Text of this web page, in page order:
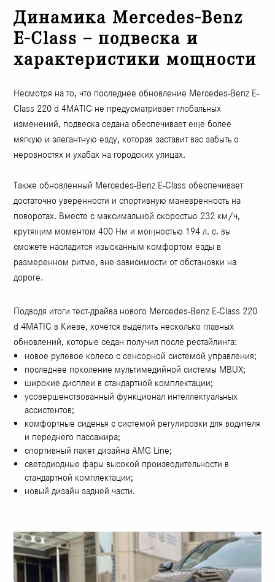
Динамика Mercedes-Benz
E-Class – подвеска и
характеристики мощности
Несмотря на то, что последнее обновление Mercedes-Benz E-
Class 220 d 4MATIC не предусматривает глобальных
изменений, подвеска седана обеспечивает еще более
мягкую и элегантную езду, которая заставит вас забыть о
неровностях и ухабах на городских улицах.
Также обновленный Mercedes-Benz E-Class обеспечивает
достаточно уверенности и спортивную маневренность на
поворотах. Вместе с максимальной скоростью 232 км/ч,
крутящим моментом 400 Нм и мощностью 194 л. с. вы
сможете насладится изысканным комфортом езды в
размеренном ритме, вне зависимости от обстановки на
дороге.
Подводя итоги тест-драйва нового Mercedes-Benz E-Class 220
d 4MATIC в Киеве, хочется выделить несколько главных
обновлений, которые седан получил после рестайлинга:
новое рулевое колесо с сенсорной системой управления;
последнее поколение мультимедийной системы MBUX;
широкие дисплеи в стандартной комплектации;
усовершенствованный функционал интеллектуальных
ассистентов;
комфортные сиденья с системой регулировки для водителя
и переднего пассажира;
спортивный пакет дизайна AMG Line;
светодиодные фары высокой производительности в
стандартной комплектации;
новый дизайн задней части.